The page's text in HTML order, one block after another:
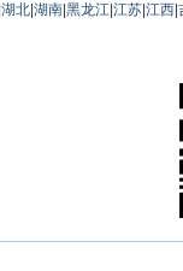
湖北 湖南 黑龙江 江苏 江西